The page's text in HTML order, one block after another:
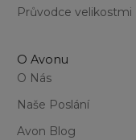
Průvodce velikostmi
O Avonu
O Nás
Naše Poslání
Avon Blog